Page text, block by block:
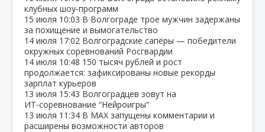
клубных шоу‑программ
15 июля 10:03 В Волгограде трое мужчин задержаны
за похищение и вымогательство
14 июля 17:02 Волгоградские сапёры — победители
окружных соревнований Росгвардии
14 июля 10:48 150 тысяч рублей и рост
продолжается: зафиксированы новые рекорды
зарплат курьеров
13 июля 15:43 Волгоградцев зовут на
ИТ‑соревнование “Нейроигры”
13 июля 11:34 В МАХ запущены комментарии и
расширены возможности авторов